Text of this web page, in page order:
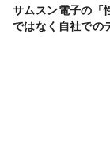
サムスン電子の「
ではなく自社での